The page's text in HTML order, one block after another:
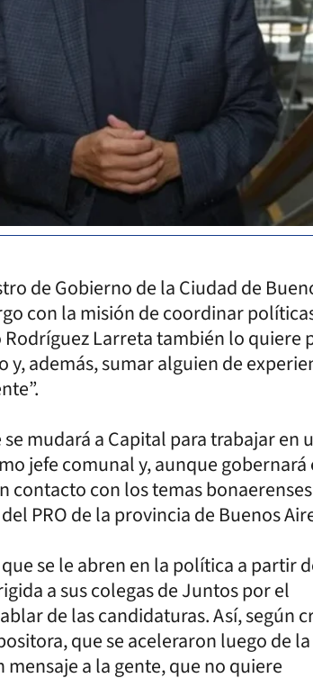
de Gobierno de la Ciudad de
con la misión de coordinar
Larreta también lo quiere
además, sumar alguien de
mudará a Capital para trabajar en
jefe comunal y, aunque gobernará
contacto con los temas
PRO de la provincia de Buenos
se le abren en la política a partir
a sus colegas de Juntos por el
de las candidaturas. Así, según
que se aceleraron luego de la
a la gente, que no quiere